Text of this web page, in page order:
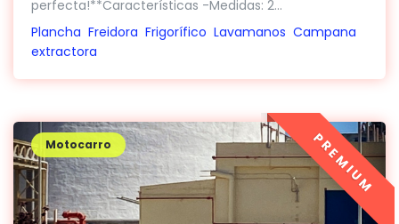
perfecta!**Características -Medidas: 2...
Plancha Freidora Frigorífico Lavamanos Campana
extractora
Motocarro PREMIUM